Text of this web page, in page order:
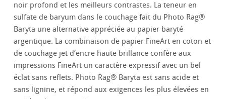
noir profond et les meilleurs contrastes. La teneur en
sulfate de baryum dans le couchage fait du Photo Rag®
Baryta une alternative appréciée au papier baryté
argentique. La combinaison de papier FineArt en coton et
de couchage jet d’encre haute brillance confère aux
impressions FineArt un caractère expressif avec un bel
éclat sans reflets. Photo Rag® Baryta est sans acide et
sans lignine, et répond aux exigences les plus élevées en